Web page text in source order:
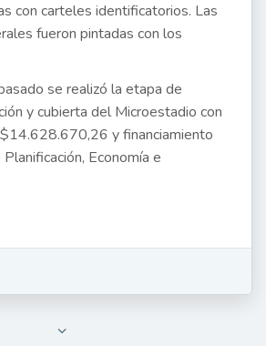
con carteles identificatorios. Las
fueron pintadas con los
se realizó la etapa de
y cubierta del Microestadio con
y financiamiento
Economía e